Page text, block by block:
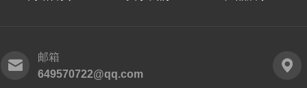
邮箱
649570722@qq.com